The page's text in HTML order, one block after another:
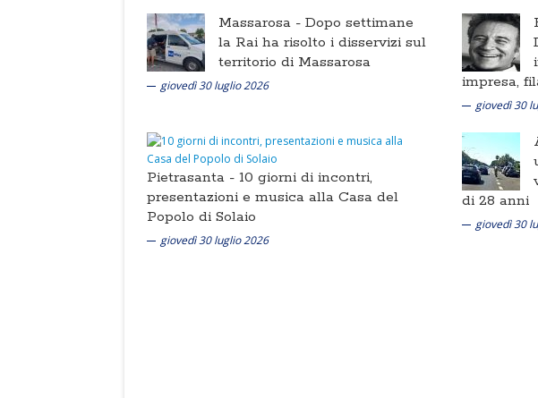
Massarosa - Dopo settimane
la Rai ha risolto i disservizi sul
territorio di Massarosa
giovedì 30 luglio 2026
impresa,
giovedì 30
Pietrasanta - 10 giorni di incontri,
presentazioni e musica alla Casa del
Popolo di Solaio
giovedì 30 luglio 2026
di 28 anni
giovedì 30